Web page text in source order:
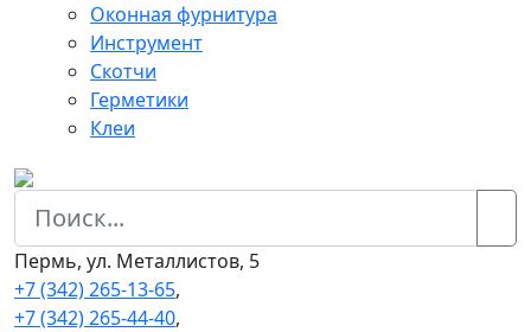
Оконная фурнитура
Инструмент
Скотчи
Герметики
Клеи
Пермь, ул. Металлистов, 5
+7 (342) 265-13-65,
+7 (342) 265-44-40,